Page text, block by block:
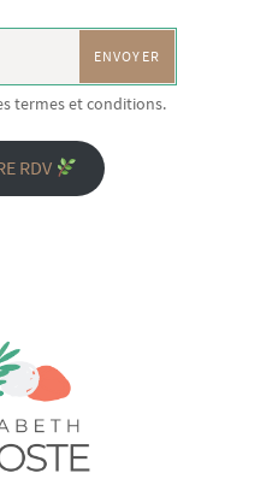
termes et conditions.
RDV